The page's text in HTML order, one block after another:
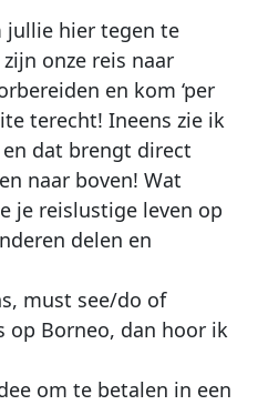
jullie hier tegen te
onze reis naar
en kom ‘per
terecht! Ineens zie ik
dat brengt direct
naar boven! Wat
je reislustige leven op
delen en
must see/do of
op Borneo, dan hoor ik
om te betalen in een